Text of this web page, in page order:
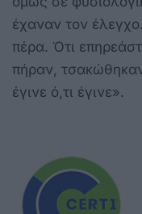
έχαναν τον
πέρα. Ότι
πήραν,
έγινε ό,τι έγινε».